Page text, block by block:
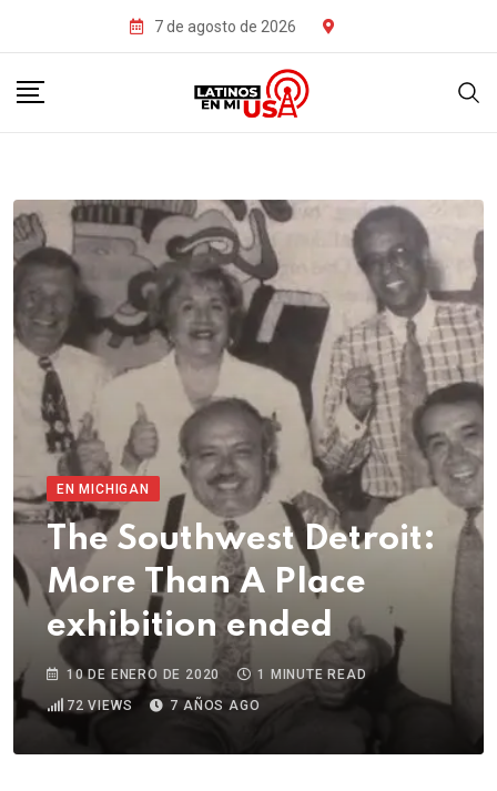
7 de agosto de 2026
EN MICHIGAN
The Southwest Detroit:
More Than A Place
exhibition ended
10 DE ENERO DE 2020
1 MINUTE READ
72 VIEWS 7 AÑOS AGO